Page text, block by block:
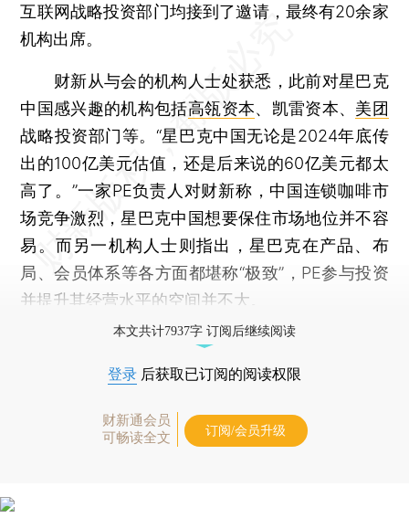
互联网战略投资部门均接到了邀请，最终有20余家
机构出席。
财新从与会的机构人士处获悉，此前对星巴克
中国感兴趣的机构包括高瓴资本、凯雷资本、 美团
战略投资部门等。“星巴克中国无论是2024年底传
出的100亿美元估值，还是后来说的60亿美元都太
高了。”一家PE负责人对财新称，中国连锁咖啡市
场竞争激烈，星巴克中国想要保住市场地位并不容
易。而另一机构人士则指出，星巴克在产品、布
局、会员体系等各方面都堪称“极致”，PE参与投资
并提升其经营水平的空间并不大。
本文共计7937字 订阅后继续阅读
登录 后获取已订阅的阅读权限
财新通会员
可畅读全文
订阅/会员升级